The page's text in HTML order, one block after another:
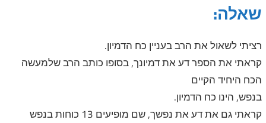
שאלה:
רציתי לשאול את הרב בעניין כח הדמיון.
קראתי את הספר דע את דמיונך, בסופו כותב הרב שלמעשה
הכח היחיד הקיים
בנפש, הינו כח הדמיון.
קראתי גם את דע את נפשך, שם מופיעים 13 כוחות בנפש